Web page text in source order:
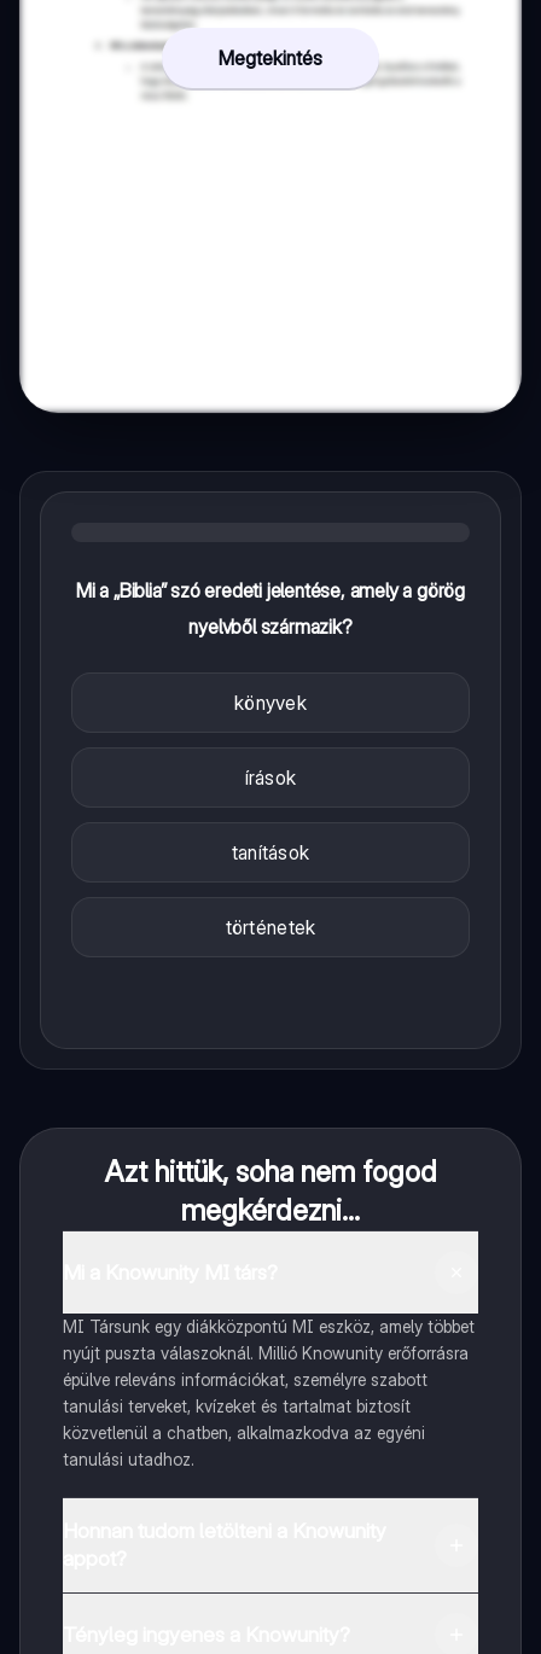
Megtekintés
Mi a „Biblia” szó eredeti jelentése, amely a görög
nyelvből származik?
könyvek
írások
tanítások
történetek
Azt hittük, soha nem fogod
megkérdezni...
MI Társunk egy diákközpontú MI eszköz, amely többet
nyújt puszta válaszoknál. Millió Knowunity erőforrásra
épülve releváns információkat, személyre szabott
tanulási terveket, kvízeket és tartalmat biztosít
közvetlenül a chatben, alkalmazkodva az egyéni
tanulási utadhoz.